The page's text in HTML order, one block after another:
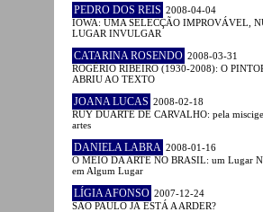
PEDRO DOS REIS 2008-04-04
IOWA: UMA SELECÇÃO IMPROVÁVEL,
LUGAR INVULGAR
CATARINA ROSENDO 2008-03-31
ROGÉRIO RIBEIRO (1930-2008): O
ABRIU AO TEXTO
JOANA LUCAS 2008-02-18
RUY DUARTE DE CARVALHO: pela
artes
DANIELA LABRA 2008-01-16
O MEIO DA ARTE NO BRASIL: um Lugar
em Algum Lugar
LÍGIA AFONSO 2007-12-24
SÃO PAULO JÁ ESTÁ A ARDER?